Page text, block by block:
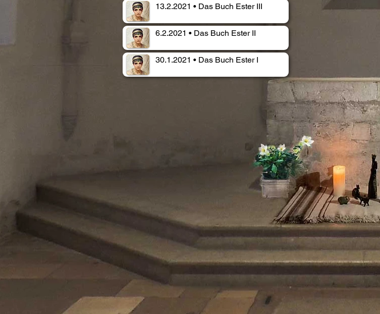
13.2.2021 • Das Buch Ester III
6.2.2021 • Das Buch Ester II
30.1.2021 • Das Buch Ester I